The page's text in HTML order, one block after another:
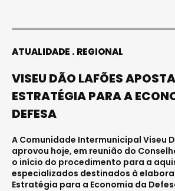
ATUALIDADE REGIONAL
VISEU DÃO LAFÕES
ESTRATÉGIA PARA A
DEFESA
A Comunidade Intermunicipal Viseu
aprovou hoje, em reunião do
o início do procedimento para a
especializados destinados à
Estratégia para a Economia da